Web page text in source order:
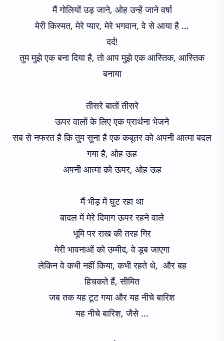
मैं गोलियों उड़ जाने, ओह उन्हें जाने वर्षा
मेरी किस्मत, मेरे प्यार, मेरे भगवान, वे से आया है ...
दर्द!
तुम मुझे एक बना दिया है, तो आप मुझे एक आस्तिक, आस्तिक
बनाया
तीसरे बातों तीसरे
ऊपर वालों के लिए एक प्रार्थना भेजने
सब से नफरत है कि तुम सुना है एक कबूतर को अपनी आत्मा बदल
गया है, ओह ऊह
अपनी आत्मा को ऊपर, ओह ऊह
मैं भीड़ में घुट रहा था
बादल में मेरे दिमाग ऊपर रहने वाले
भूमि पर राख की तरह गिर
मेरी भावनाओं को उम्मीद, वे डूब जाएगा
लेकिन वे कभी नहीं किया, कभी रहते थे, और बह
हिचकते हैं, सीमित
जब तक यह टूट गया और यह नीचे बारिश
यह नीचे बारिश, जैसे ...